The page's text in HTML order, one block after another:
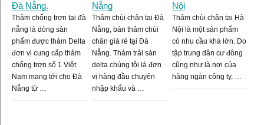
Đà Nẵng.
Thảm chống trơn tại đà
nẵng là dòng sản
phẩm được thảm Delta
đơn vị cung cấp thảm
chống trơn số 1 Việt
Nam mang tới cho Đà
Nẵng từ …
Nẵng
Thảm chùi chân tại Đà
Nẵng, bán thảm chùi
chân giá rẻ tại Đà
Nẵng. Thảm trải sàn
delta chúng tôi là đơn
vị hàng đầu chuyên
nhập khẩu và …
Nội
Thảm chùi chân tại Hà
Nội là một sản phẩm
có nhu cầu khá lớn. Do
tập trung dân cư đông
cũng như là nơi của
hàng ngàn công ty, …